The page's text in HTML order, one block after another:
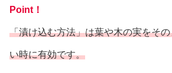
Point！
「漬け込む方法」は葉や木の実をそ
い時に有効です。